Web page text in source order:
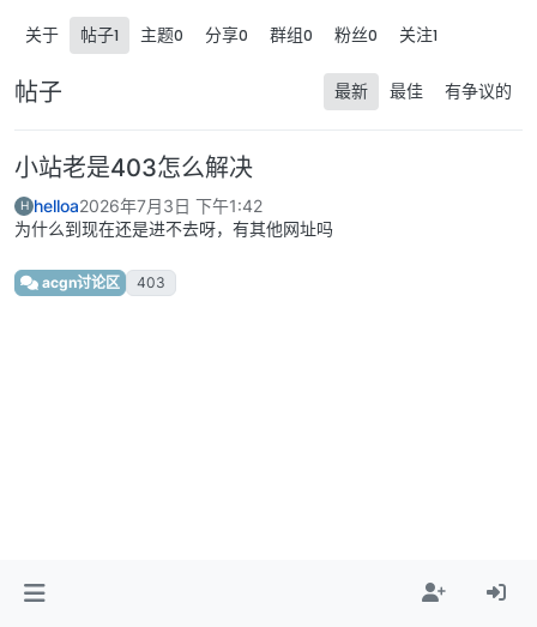
关于 帖子1 主题0 分享0 群组0 粉丝0 关注1
帖子 最新 最佳 有争议的
小站老是403怎么解决
H helloa2026年7月3日 下午1:42
为什么到现在还是进不去呀，有其他网址吗
acgn讨论区 403